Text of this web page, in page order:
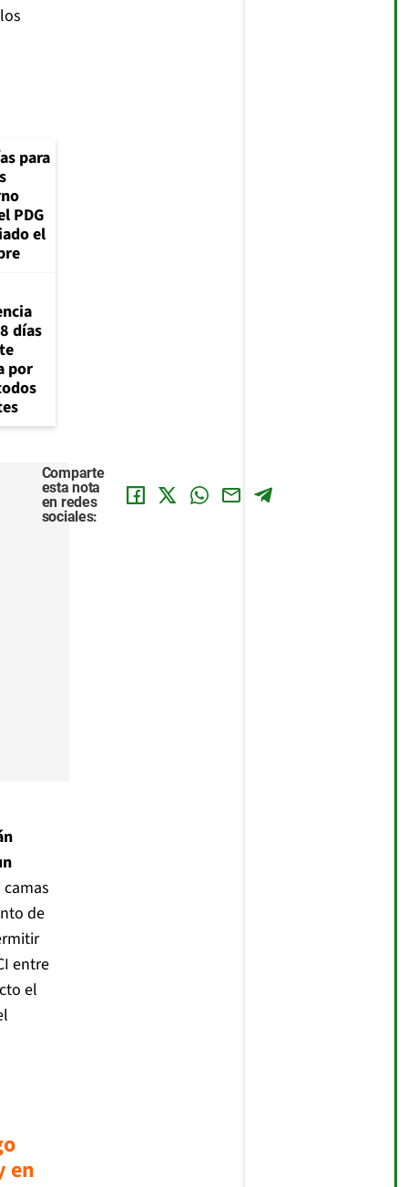
para
PDG
el
días
por
camas
de
entre
el
en
Comparte
esta nota
en redes
sociales: